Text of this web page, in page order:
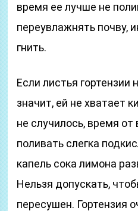
время ее лучше не
переувлажнять почву,
гнить.
Если листья гортензии
значит, ей не хватает
не случилось, время
поливать слегка
капель сока лимона
Нельзя допускать,
пересушен. Гортензия